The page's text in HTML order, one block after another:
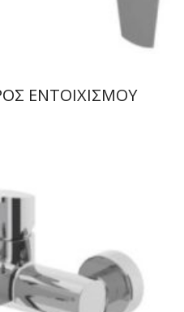
ΕΝΤΟΙΧΙΣΜΟΥ